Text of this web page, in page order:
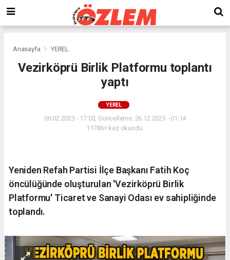
Anasayfa YEREL
Vezirköprü Birlik Platformu toplantı
yaptı
YEREL
06.02.2023 - 17:03, Güncelleme: 26.12.2023 - 01:14
11786+ kez okundu.
Yeniden Refah Partisi İlçe Başkanı Fatih Koç
öncülüğünde oluşturulan 'Vezirköprü Birlik
Platformu' Ticaret ve Sanayi Odası ev sahipliğinde
toplandı.